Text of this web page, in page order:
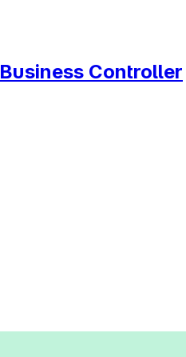
Controller